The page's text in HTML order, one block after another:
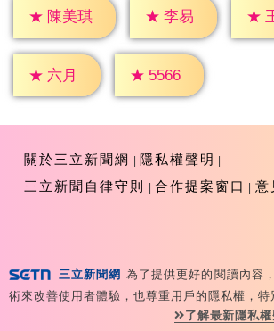
★ 陳美琪 ★ 李易 ★
★ 六月 ★ 5566
關於三立新聞網
隱私權聲明
三立新聞自律守則
合作提案窗口 意
Copyright ©2026 Sanlih E-
Reserved 版權所有 盜用必究 台北市內
號 02-8792-8888
三立新聞網 為了提供更好的閱讀內容
術來改善使用者體驗，也尊重用戶的隱私權，特
了解最新隱私權